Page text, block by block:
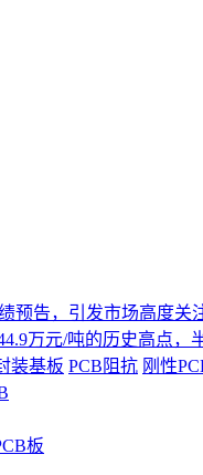
预告，引发市场高度
万元/吨的历史高点，
装基板 PCB阻抗 刚性
板